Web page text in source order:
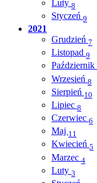
Luty 8
Styczeń 9
2021
Grudzień 7
Listopad 9
Październik
Wrzesień 8
Sierpień 10
Lipiec 8
Czerwiec 6
Maj 11
Kwiecień 5
Marzec 4
Luty 3